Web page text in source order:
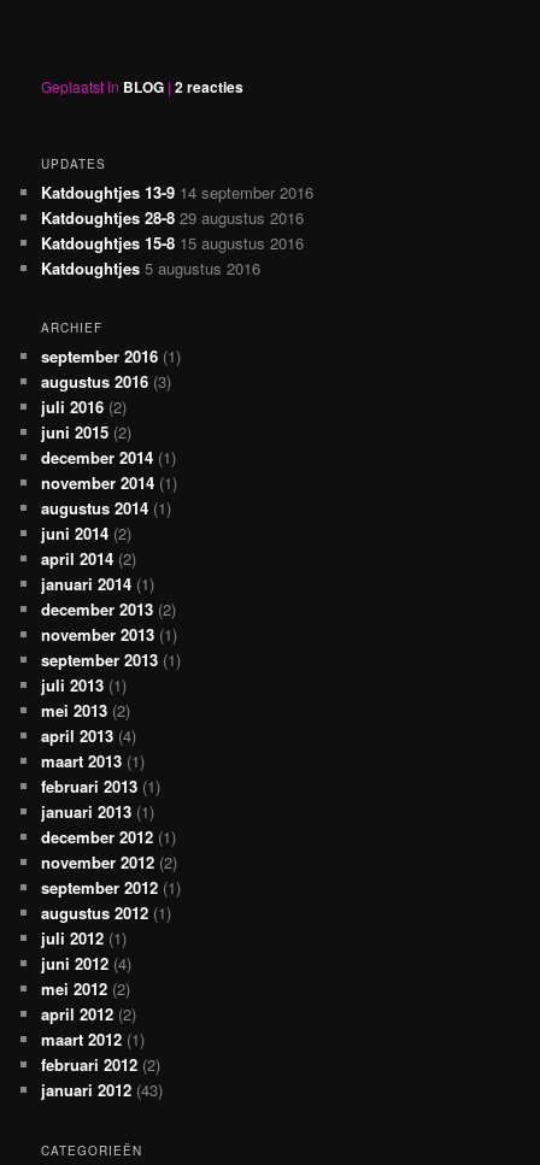
Geplaatst in BLOG |2reacties
UPDATES
Katdoughtjes 13-9 14 september 2016
Katdoughtjes 28-8 29 augustus 2016
Katdoughtjes 15-8 15 augustus 2016
Katdoughtjes 5 augustus 2016
ARCHIEF
september 2016 (1)
augustus 2016 (3)
juli 2016 (2)
juni 2015 (2)
december 2014 (1)
november 2014 (1)
augustus 2014 (1)
juni 2014 (2)
april 2014 (2)
januari 2014 (1)
december 2013 (2)
november 2013 (1)
september 2013 (1)
juli 2013 (1)
mei 2013 (2)
april 2013 (4)
maart 2013 (1)
februari 2013 (1)
januari 2013 (1)
december 2012 (1)
november 2012 (2)
september 2012 (1)
augustus 2012 (1)
juli 2012 (1)
juni 2012 (4)
mei 2012 (2)
april 2012 (2)
maart 2012 (1)
februari 2012 (2)
januari 2012 (43)
CATEGORIEËN